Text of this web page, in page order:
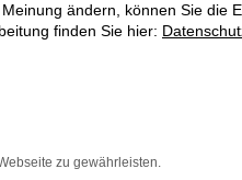
ändern, können Sie die
finden Sie hier:
zu gewährleisten.